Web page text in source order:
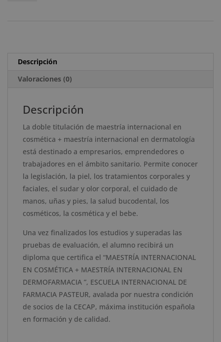
Dermofarmacia
Acreditado
Apostilla
cantidad
Descripción
Valoraciones (0)
Descripción
La doble titulación de maestría internacional en
cosmética + maestría internacional en dermatología
está destinado a empresarios, emprendedores o
trabajadores en el ámbito sanitario. Permite conocer
la legislación, la piel, los tratamientos corporales y
faciales, el sudar y olor corporal, el cuidado de
manos, uñas y pies, la salud bucodental, los
cosméticos, la cosmética y el bebe.
Una vez finalizados los estudios y superadas las
pruebas de evaluación, el alumno recibirá un
diploma que certifica el “MAESTRÍA INTERNACIONAL
EN COSMÉTICA + MAESTRÍA INTERNACIONAL EN
DERMOFARMACIA ”, ESCUELA INTERNACIONAL DE
FARMACIA PASTEUR, avalada por nuestra condición
de socios de la CECAP, máxima institución española
en formación y de calidad.